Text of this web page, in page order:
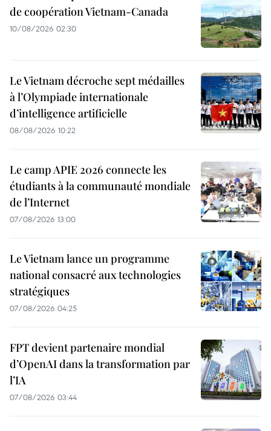
de coopération Vietnam-Canada
10/08/2026 02:30
Le Vietnam décroche sept médailles
à l’Olympiade internationale
d’intelligence artificielle
08/08/2026 10:22
Le camp APIE 2026 connecte les
étudiants à la communauté mondiale
de l’Internet
07/08/2026 13:00
Le Vietnam lance un programme
national consacré aux technologies
stratégiques
07/08/2026 04:25
FPT devient partenaire mondial
d’OpenAI dans la transformation par
l’IA
07/08/2026 03:44